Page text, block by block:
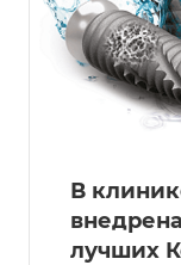
В
лучших